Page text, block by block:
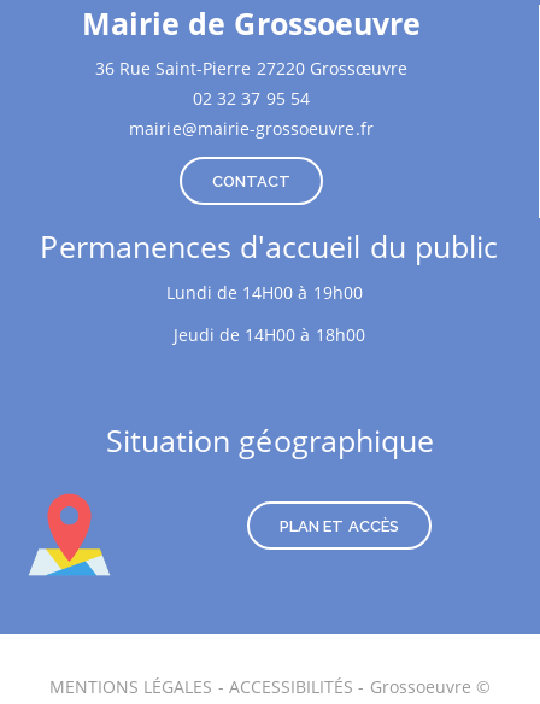
Mairie de Grossoeuvre
36 Rue Saint-Pierre 27220 Grossœuvre
02 32 37 95 54
mairie@mairie-grossoeuvre.fr
CONTACT
Permanences d'accueil du public
Lundi de 14H00 à 19h00
Jeudi de 14H00 à 18h00
Situation géographique
PLAN ET ACCÈS
MENTIONS LÉGALES - ACCESSIBILITÉS - Grossoeuvre ©